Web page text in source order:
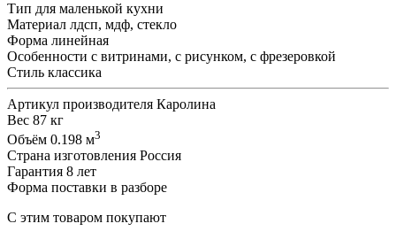
Тип для маленькой кухни
Материал лдсп, мдф, стекло
Форма линейная
Особенности с витринами, с рисунком, с фрезеровкой
Стиль классика
Артикул производителя Каролина
Вес 87 кг
Объём 0.198 м3
Страна изготовления Россия
Гарантия 8 лет
Форма поставки в разборе
С этим товаром покупают